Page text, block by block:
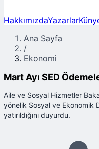
HakkımızdaYazarlar
Ana Sayfa
/
Ekonomi
Mart Ayı SED
Aile ve Sosyal Hizmetler
yönelik Sosyal ve Ekonomik
yatırıldığını duyurdu.